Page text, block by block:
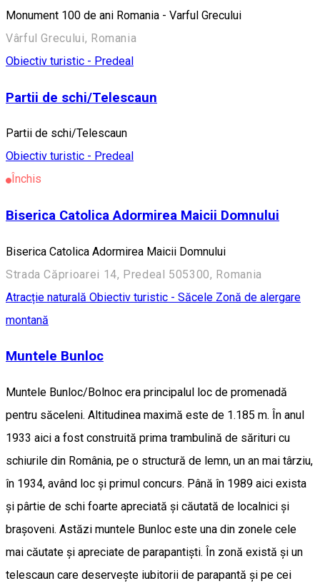
Monument 100 de ani Romania - Varful Grecului
Vârful Grecului, Romania
Obiectiv turistic - Predeal
Partii de schi/Telescaun
Partii de schi/Telescaun
Obiectiv turistic - Predeal
Închis
Biserica Catolica Adormirea Maicii Domnului
Biserica Catolica Adormirea Maicii Domnului
Strada Căprioarei 14, Predeal 505300, Romania
Atracție naturală Obiectiv turistic - Săcele Zonă de alergare
montană
Muntele Bunloc
Muntele Bunloc/Bolnoc era principalul loc de promenadă
pentru săceleni. Altitudinea maximă este de 1.185 m. În anul
1933 aici a fost construită prima trambulină de sărituri cu
schiurile din România, pe o structură de lemn, un an mai târziu,
în 1934, având loc și primul concurs. Până în 1989 aici exista
și pârtie de schi foarte apreciată și căutată de localnici și
brașoveni. Astăzi muntele Bunloc este una din zonele cele
mai căutate și apreciate de parapantiști. În zonă există și un
telescaun care deservește iubitorii de parapantă și pe cei